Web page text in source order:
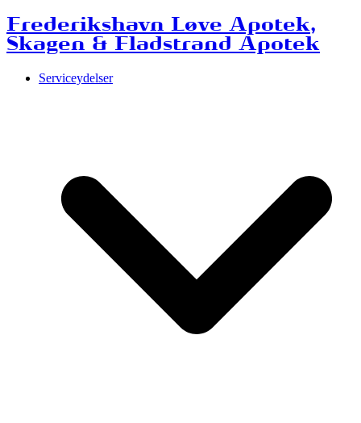
Frederikshavn Løve Apotek,
Skagen & Fladstrand Apotek
Serviceydelser